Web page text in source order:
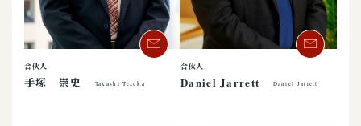
合伙人
手塚 崇史 Takashi Tezuka
合伙人
Daniel Jarrett Daniel Jarrett